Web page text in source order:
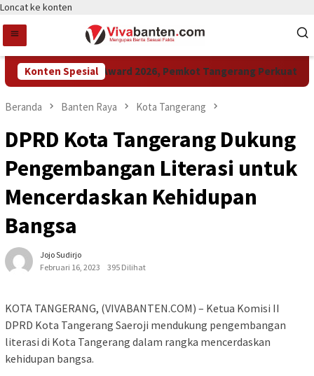
Loncat ke konten
Konten Spesial
Raih LPM Award 2026, Pemkot Tangerang Perkuat
Beranda Banten Raya Kota Tangerang
DPRD Kota Tangerang Dukung
Pengembangan Literasi untuk
Mencerdaskan Kehidupan
Bangsa
Jojo Sudirjo
Februari 16, 2023
395 Dilihat
KOTA TANGERANG, (VIVABANTEN.COM) – Ketua Komisi II
DPRD Kota Tangerang Saeroji mendukung pengembangan
literasi di Kota Tangerang dalam rangka mencerdaskan
kehidupan bangsa.